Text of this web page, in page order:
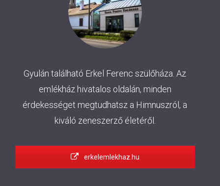
Gyulán található Erkel Ferenc szülőháza. Az
emlékház hivatalos oldalán, minden
érdekességet megtudhatsz a Himnuszról, a
kiváló zeneszerző életéről.
erkelemlekhaz.hu